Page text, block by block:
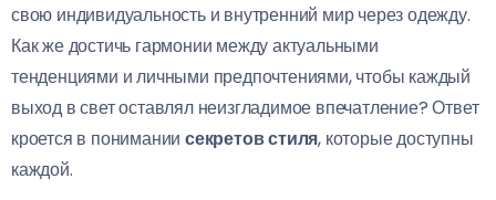
свою индивидуальность и внутренний мир через одежду.
Как же достичь гармонии между актуальными
тенденциями и личными предпочтениями, чтобы каждый
выход в свет оставлял неизгладимое впечатление? Ответ
кроется в понимании секретов стиля, которые доступны
каждой.